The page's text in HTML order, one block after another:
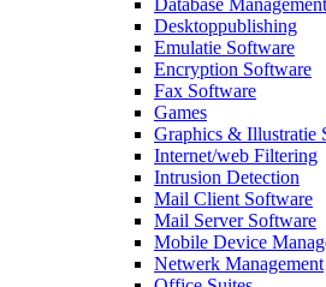
Desktoppublishing
Emulatie Software
Encryption Software
Fax Software
Games
Graphics & Illustratie
Internet/web Filtering
Intrusion Detection
Mail Client Software
Mail Server Software
Mobile Device
Netwerk Management